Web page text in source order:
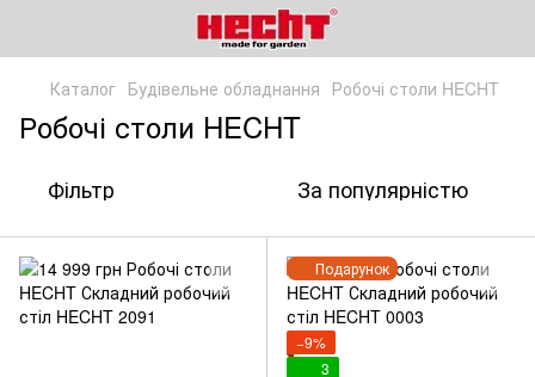
Каталог Будівельне обладнання Робочі столи HECHT
Робочі столи HECHT
Фільтр За популярністю
Подарунок
−9%
3